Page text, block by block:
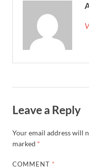
Leave a Reply
Your email address will
marked *
COMMENT *